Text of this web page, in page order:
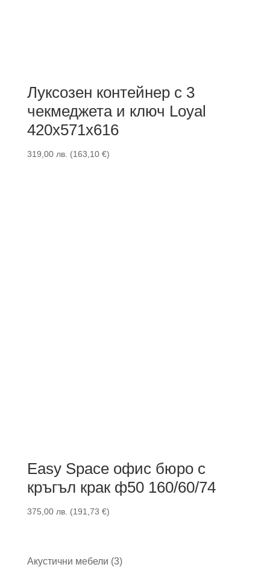
Луксозен контейнер с 3
чекмеджета и ключ Loyal
420x571x616
319,00 лв. (163,10 €)
Easy Space офис бюро с
кръгъл крак ф50 160/60/74
375,00 лв. (191,73 €)
Акустични мебели 33